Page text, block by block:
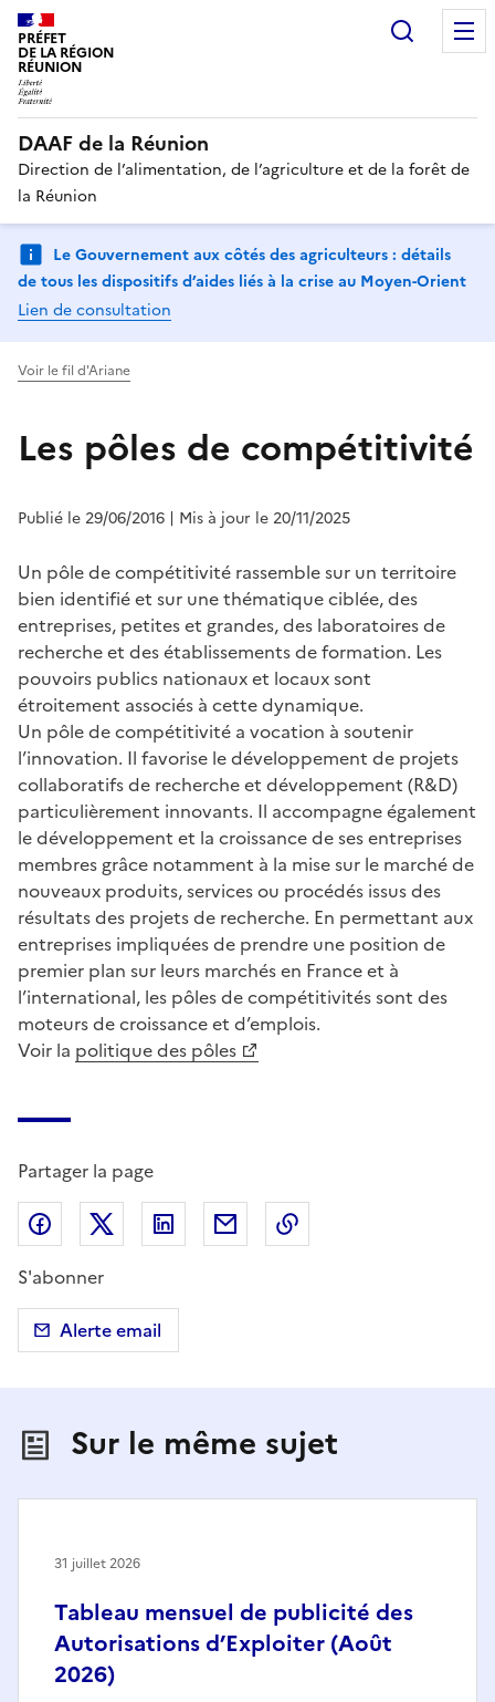
PRÉFET
DE LA RÉGION
RÉUNION
DAAF de la Réunion
Direction de l’alimentation, de l’agriculture et de la forêt de
la Réunion
Le Gouvernement aux côtés des agriculteurs : détails
de tous les dispositifs d’aides liés à la crise au Moyen-Orient
Lien de consultation
Voir le fil d'Ariane
Les pôles de compétitivité
Publié le 29/06/2016 | Mis à jour le 20/11/2025
Un pôle de compétitivité rassemble sur un territoire
bien identifié et sur une thématique ciblée, des
entreprises, petites et grandes, des laboratoires de
recherche et des établissements de formation. Les
pouvoirs publics nationaux et locaux sont
étroitement associés à cette dynamique.
Un pôle de compétitivité a vocation à soutenir
l’innovation. Il favorise le développement de projets
collaboratifs de recherche et développement (R&D)
particulièrement innovants. Il accompagne également
le développement et la croissance de ses entreprises
membres grâce notamment à la mise sur le marché de
nouveaux produits, services ou procédés issus des
résultats des projets de recherche. En permettant aux
entreprises impliquées de prendre une position de
premier plan sur leurs marchés en France et à
l’international, les pôles de compétitivités sont des
moteurs de croissance et d’emplois.
Voir la politique des pôles
Partager la page
Partager sur Facebook
Partager sur X (anciennement Twitter)
Partager sur LinkedIn
Partager par email
S'abonner
Alerte email
Sur le même sujet
Tableau mensuel de publicité des
Autorisations d’Exploiter (Août
2026)
31 juillet 2026